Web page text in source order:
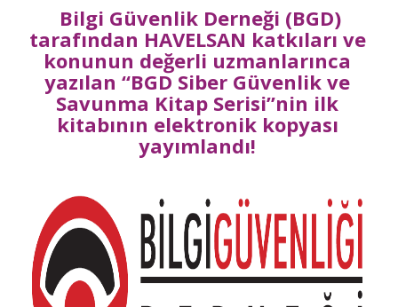
Bilgi Güvenlik Derneği (BGD)
tarafından HAVELSAN katkıları ve
konunun değerli uzmanlarınca
yazılan “BGD Siber Güvenlik ve
Savunma Kitap Serisi”nin ilk
kitabının elektronik kopyası
yayımlandı!